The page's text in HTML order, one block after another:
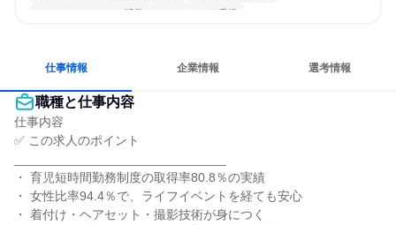
コミュニケーションが活発 チームワークを重視
仕事情報 企業情報 選考情報
職種と仕事内容
仕事内容
✅ この求人のポイント
・ 育児短時間勤務制度の取得率80.8％の実績
・ 女性比率94.4％で、ライフイベントを経ても安心
・ 着付け・ヘアセット・撮影技術が身につく